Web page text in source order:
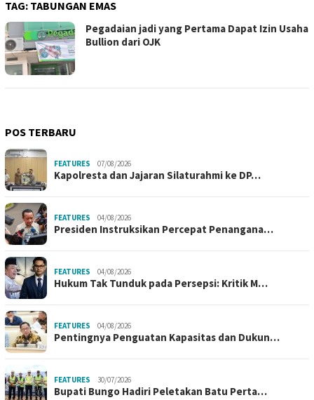
TAG: TABUNGAN EMAS
Pegadaian jadi yang Pertama Dapat Izin Usaha
Bullion dari OJK
POS TERBARU
FEATURES 07/08/2026
Kapolresta dan Jajaran Silaturahmi ke DP…
FEATURES 04/08/2026
Presiden Instruksikan Percepat Penangana…
FEATURES 04/08/2026
Hukum Tak Tunduk pada Persepsi: Kritik M…
FEATURES 04/08/2026
Pentingnya Penguatan Kapasitas dan Dukun…
FEATURES 30/07/2026
Bupati Bungo Hadiri Peletakan Batu Perta…